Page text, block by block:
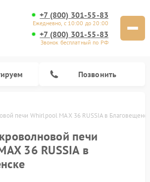
+7 (800) 301-55-83
Ежедневно, с 10:00 до 20:00
+7 (800) 301-55-83
Звонок бесплатный по РФ
Позвонить
печи Whirlpool MAX 36 RUSSIA в
печи
36 RUSSIA в